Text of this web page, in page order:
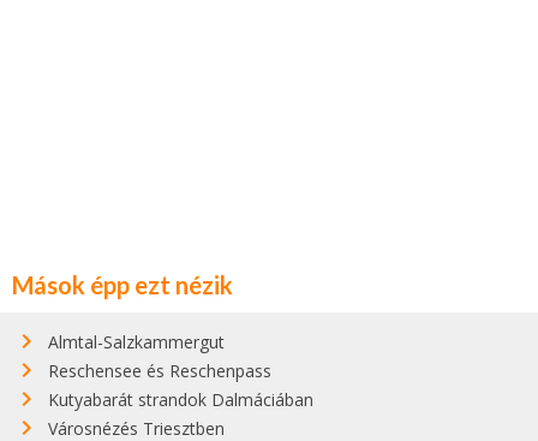
Mások épp ezt nézik
Almtal-Salzkammergut
Reschensee és Reschenpass
Kutyabarát strandok Dalmáciában
Városnézés Triesztben